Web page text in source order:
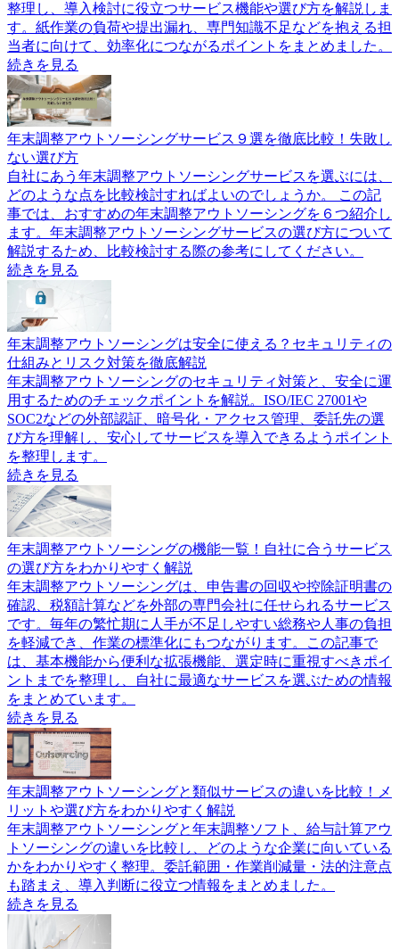
整理し、導入検討に役立つサービス機能や選び方を解説しま
す。紙作業の負荷や提出漏れ、専門知識不足などを抱える担
当者に向けて、効率化につながるポイントをまとめました。
続きを見る
年末調整アウトソーシングサービス９選を徹底比較！失敗し
ない選び方
自社にあう年末調整アウトソーシングサービスを選ぶには、
どのような点を比較検討すればよいのでしょうか。 この記
事では、おすすめの年末調整アウトソーシングを６つ紹介し
ます。年末調整アウトソーシングサービスの選び方について
解説するため、比較検討する際の参考にしてください。
続きを見る
年末調整アウトソーシングは安全に使える？セキュリティの
仕組みとリスク対策を徹底解説
年末調整アウトソーシングのセキュリティ対策と、安全に運
用するためのチェックポイントを解説。ISO/IEC 27001や
SOC2などの外部認証、暗号化・アクセス管理、委託先の選
び方を理解し、安心してサービスを導入できるようポイント
を整理します。
続きを見る
年末調整アウトソーシングの機能一覧！自社に合うサービス
の選び方をわかりやすく解説
年末調整アウトソーシングは、申告書の回収や控除証明書の
確認、税額計算などを外部の専門会社に任せられるサービス
です。毎年の繁忙期に人手が不足しやすい総務や人事の負担
を軽減でき、作業の標準化にもつながります。この記事で
は、基本機能から便利な拡張機能、選定時に重視すべきポイ
ントまでを整理し、自社に最適なサービスを選ぶための情報
をまとめています。
続きを見る
年末調整アウトソーシングと類似サービスの違いを比較！メ
リットや選び方をわかりやすく解説
年末調整アウトソーシングと年末調整ソフト、給与計算アウ
トソーシングの違いを比較し、どのような企業に向いている
かをわかりやすく整理。委託範囲・作業削減量・法的注意点
も踏まえ、導入判断に役立つ情報をまとめました。
続きを見る